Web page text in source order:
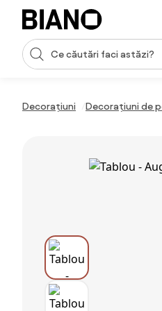
Sari peste navigare, accesează
Introducerea căutării
Decorațiuni Decorațiuni de